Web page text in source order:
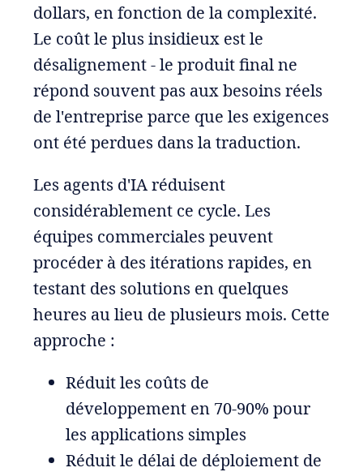
dollars, en fonction de la complexité.
Le coût le plus insidieux est le
désalignement - le produit final ne
répond souvent pas aux besoins réels
de l'entreprise parce que les exigences
ont été perdues dans la traduction.
Les agents d'IA réduisent
considérablement ce cycle. Les
équipes commerciales peuvent
procéder à des itérations rapides, en
testant des solutions en quelques
heures au lieu de plusieurs mois. Cette
approche :
Réduit les coûts de
développement en 70-90% pour
les applications simples
Réduit le délai de déploiement de